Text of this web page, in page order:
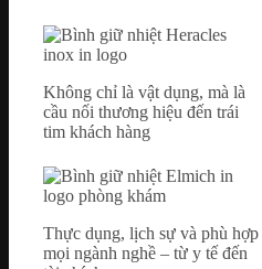
Không chỉ là vật dụng, mà là
cầu nối thương hiệu đến trái
tim khách hàng
Thực dụng, lịch sự và phù hợp
mọi ngành nghề – từ y tế đến